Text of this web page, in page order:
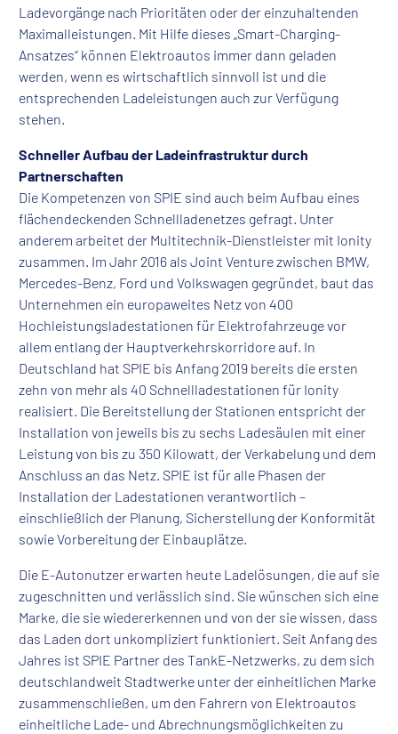
Ladevorgänge nach Prioritäten oder der einzuhaltenden
Maximalleistungen. Mit Hilfe dieses „Smart-Charging-
Ansatzes“ können Elektroautos immer dann geladen
werden, wenn es wirtschaftlich sinnvoll ist und die
entsprechenden Ladeleistungen auch zur Verfügung
stehen.
Schneller Aufbau der Ladeinfrastruktur durch
Partnerschaften
Die Kompetenzen von SPIE sind auch beim Aufbau eines
flächendeckenden Schnellladenetzes gefragt. Unter
anderem arbeitet der Multitechnik-Dienstleister mit Ionity
zusammen. Im Jahr 2016 als Joint Venture zwischen BMW,
Mercedes-Benz, Ford und Volkswagen gegründet, baut das
Unternehmen ein europaweites Netz von 400
Hochleistungsladestationen für Elektrofahrzeuge vor
allem entlang der Hauptverkehrskorridore auf. In
Deutschland hat SPIE bis Anfang 2019 bereits die ersten
zehn von mehr als 40 Schnellladestationen für Ionity
realisiert. Die Bereitstellung der Stationen entspricht der
Installation von jeweils bis zu sechs Ladesäulen mit einer
Leistung von bis zu 350 Kilowatt, der Verkabelung und dem
Anschluss an das Netz. SPIE ist für alle Phasen der
Installation der Ladestationen verantwortlich –
einschließlich der Planung, Sicherstellung der Konformität
sowie Vorbereitung der Einbauplätze.
Die E-Autonutzer erwarten heute Ladelösungen, die auf sie
zugeschnitten und verlässlich sind. Sie wünschen sich eine
Marke, die sie wiedererkennen und von der sie wissen, dass
das Laden dort unkompliziert funktioniert. Seit Anfang des
Jahres ist SPIE Partner des TankE-Netzwerks, zu dem sich
deutschlandweit Stadtwerke unter der einheitlichen Marke
zusammenschließen, um den Fahrern von Elektroautos
einheitliche Lade- und Abrechnungsmöglichkeiten zu